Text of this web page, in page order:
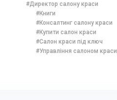
#Директор салону краси
#Книги
#Консалтинг салону краси
#Купити салон краси
#Салон краси під ключ
#Управління салоном краси